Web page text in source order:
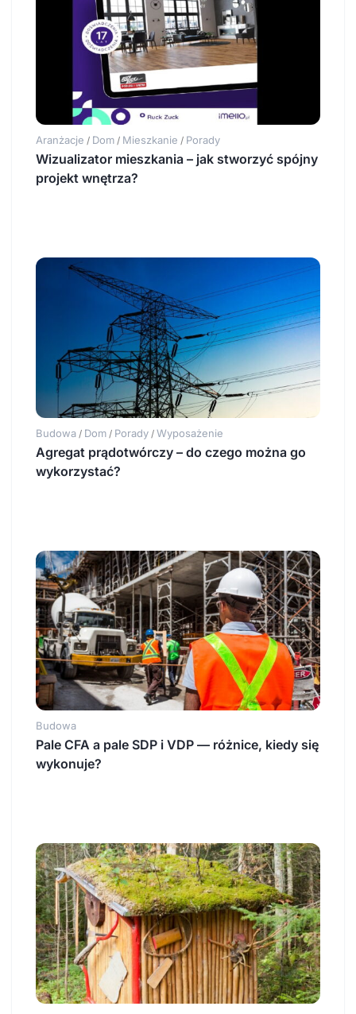
Aranżacje / Dom / Mieszkanie / Porady
Wizualizator mieszkania – jak stworzyć spójny
projekt wnętrza?
Budowa / Dom / Porady / Wyposażenie
Agregat prądotwórczy – do czego można go
wykorzystać?
Budowa
Pale CFA a pale SDP i VDP — różnice, kiedy się
wykonuje?